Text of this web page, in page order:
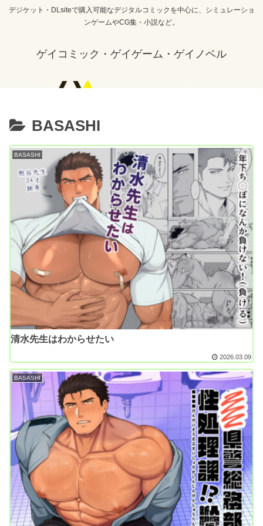
デジケット・DLsiteで購入可能なデジタルコミックを中心に、シミュレーショ
ンゲームやCG集・小説など。
ゲイコミック・ゲイゲーム・ゲイノベル
BASASHI
BASASHI
清水先生はわからせたい
2026.03.09
BASASHI